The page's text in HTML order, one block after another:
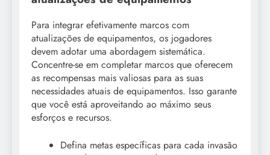
Para integrar efetivamente marcos com
atualizações de equipamentos, os jogadores
devem adotar uma abordagem sistemática.
Concentre-se em completar marcos que oferecem
as recompensas mais valiosas para as suas
necessidades atuais de equipamentos. Isso garante
que você está aproveitando ao máximo seus
esforços e recursos.
Defina metas específicas para cada invasão